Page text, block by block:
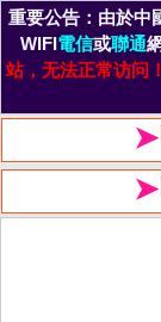
重要公告：由於中
WIFI電信或聯通
站，无法正常访问
➤
➤